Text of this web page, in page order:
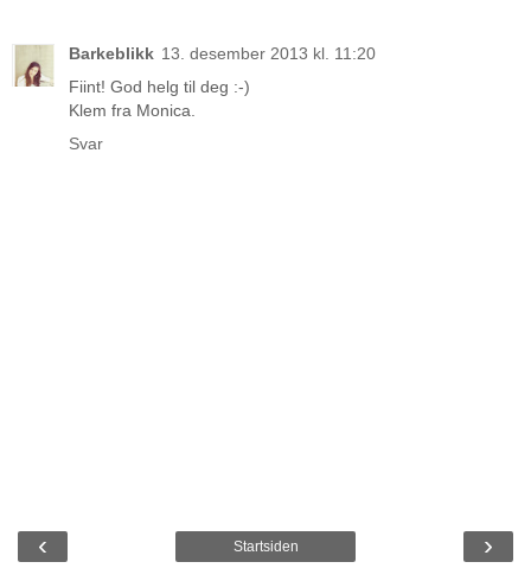
Barkeblikk 13. desember 2013 kl. 11:20
Fiint! God helg til deg :-)
Klem fra Monica.
Svar
‹ ›
Startsiden